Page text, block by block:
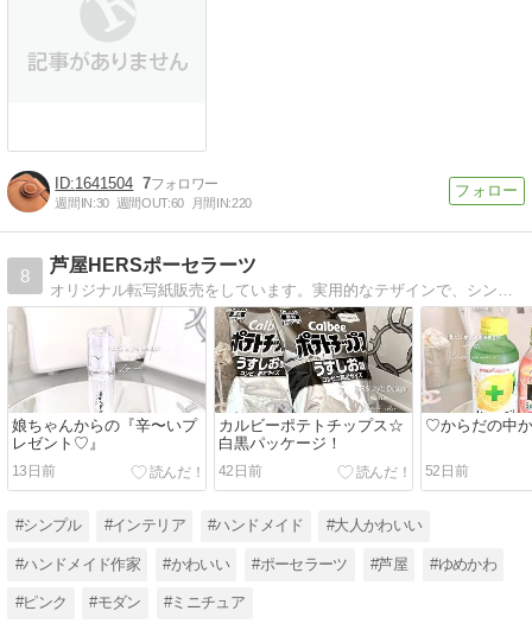
1641504 7
週間IN:30 週間OUT:60 月間IN:220
8
芦屋HERSポーセラーツ
娘ちゃんからの『辛〜いプ
レゼント♡︎』
13日前
カルビーポテトチップス☆
白黒パッケージ！
42日前
♡︎からだの中
52日前
#シンプル #インテリア #ハンドメイド #大人かわいい
#ハンドメイド作家 #かわいい #ポーセラーツ #芦屋 #ゆめかわ
#ピンク #モダン #ミニチュア